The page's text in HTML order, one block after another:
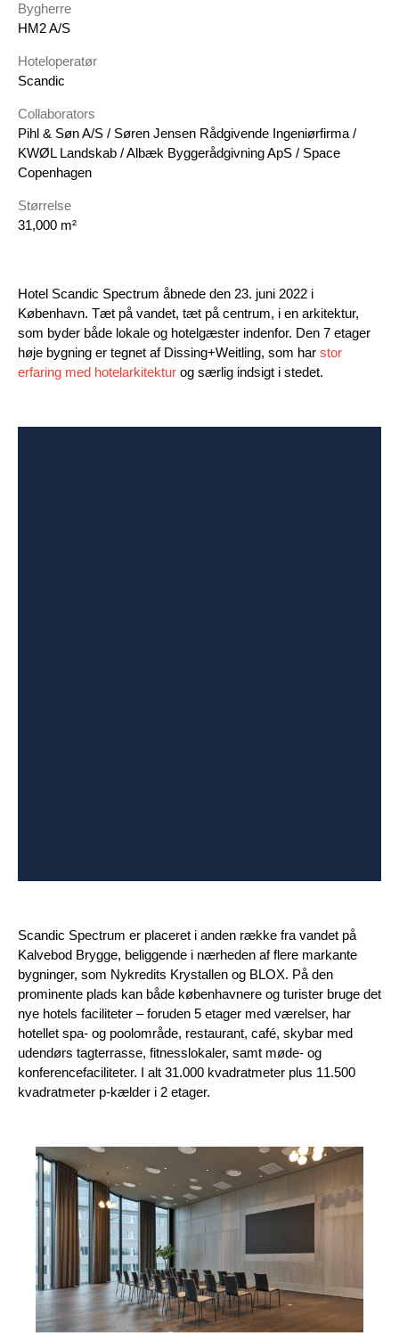
Bygherre
HM2 A/S
Hoteloperatør
Scandic
Collaborators
Pihl & Søn A/S / Søren Jensen Rådgivende Ingeniørfirma /
KWØL Landskab / Albæk Byggerådgivning ApS / Space
Copenhagen
Størrelse
31,000 m²
Hotel Scandic Spectrum åbnede den 23. juni 2022 i
København. Tæt på vandet, tæt på centrum, i en arkitektur,
som byder både lokale og hotelgæster indenfor. Den 7 etager
høje bygning er tegnet af Dissing+Weitling, som har stor
erfaring med hotelarkitektur og særlig indsigt i stedet.
Scandic Spectrum er placeret i anden række fra vandet på
Kalvebod Brygge, beliggende i nærheden af flere markante
bygninger, som Nykredits Krystallen og BLOX. På den
prominente plads kan både københavnere og turister bruge det
nye hotels faciliteter – foruden 5 etager med værelser, har
hotellet spa- og poolområde, restaurant, café, skybar med
udendørs tagterrasse, fitnesslokaler, samt møde- og
konferencefaciliteter. I alt 31.000 kvadratmeter plus 11.500
kvadratmeter p-kælder i 2 etager.